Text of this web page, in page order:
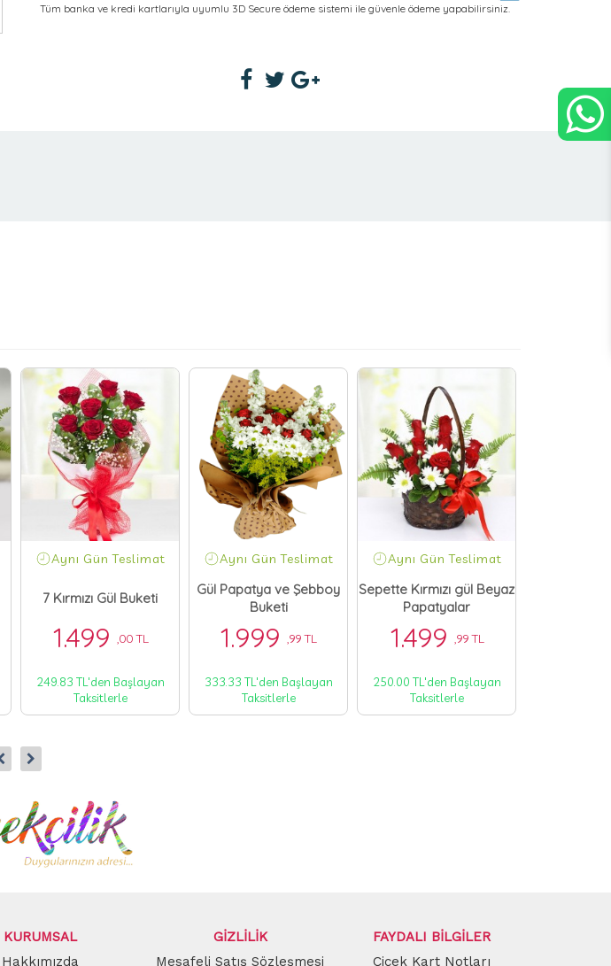
Tüm banka ve kredi kartlarıyla uyumlu 3D Secure ödeme sistemi ile güvenle ödeme yapabilirsiniz.
Aynı Gün Teslimat
7 Kırmızı Gül Buketi
1.499 ,00 TL
249.83 TL'den Başlayan
Taksitlerle
Aynı Gün Teslimat
Gül Papatya ve Şebboy
Buketi
1.999 ,99 TL
333.33 TL'den Başlayan
Taksitlerle
Aynı Gün Teslimat
Sepette Kırmızı gül Beyaz
Papatyalar
1.499 ,99 TL
250.00 TL'den Başlayan
Taksitlerle
KURUMSAL
Hakkımızda
GİZLİLİK
Mesafeli Satış Sözleşmesi
FAYDALI BİLGİLER
Çiçek Kart Notları